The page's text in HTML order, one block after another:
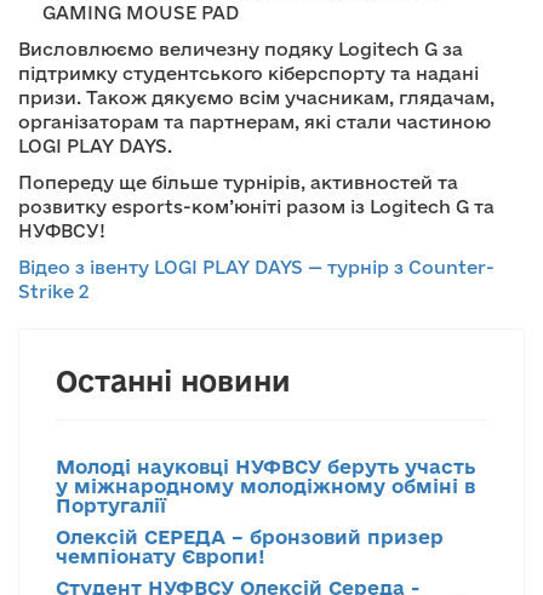
GAMING MOUSE PAD
Висловлюємо величезну подяку Logitech G за
підтримку студентського кіберспорту та надані
призи. Також дякуємо всім учасникам, глядачам,
організаторам та партнерам, які стали частиною
LOGI PLAY DAYS.
Попереду ще більше турнірів, активностей та
розвитку esports-ком’юніті разом із Logitech G та
НУФВСУ!
Відео з івенту LOGI PLAY DAYS — турнір з Counter-
Strike 2
Останні новини
Молоді науковці НУФВСУ беруть участь
у міжнародному молодіжному обміні в
Португалії
Олексій СЕРЕДА – бронзовий призер
чемпіонату Європи!
Студент НУФВСУ Олексій Середа -